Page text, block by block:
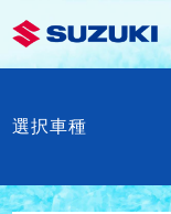
選択車種